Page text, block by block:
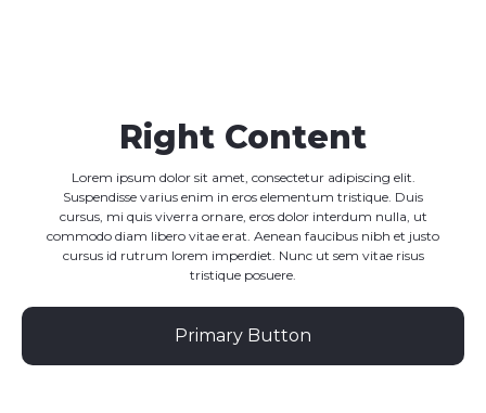
Right Content
Lorem ipsum dolor sit amet, consectetur adipiscing elit.
Suspendisse varius enim in eros elementum tristique. Duis
cursus, mi quis viverra ornare, eros dolor interdum nulla, ut
commodo diam libero vitae erat. Aenean faucibus nibh et justo
cursus id rutrum lorem imperdiet. Nunc ut sem vitae risus
tristique posuere.
Primary Button